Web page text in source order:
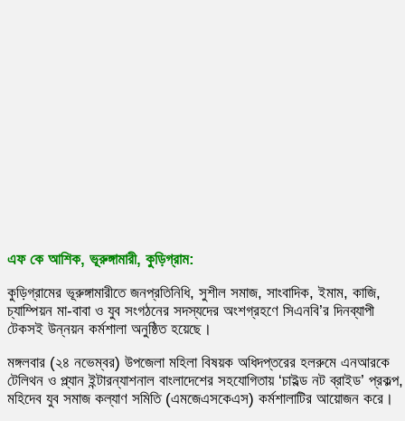
এফ কে আশিক, ভূরুঙ্গামারী, কুড়িগ্রাম:
কুড়িগ্রামের ভূরুঙ্গামারীতে জনপ্রতিনিধি, সুশীল সমাজ, সাংবাদিক, ইমাম, কাজি,
চ্যাম্পিয়ন মা-বাবা ও যুব সংগঠনের সদস্যদের অংশগ্রহণে সিএনবি’র দিনব্যাপী
টেকসই উন্নয়ন কর্মশালা অনুষ্ঠিত হয়েছে।
মঙ্গলবার (২৪ নভেম্বর) উপজেলা মহিলা বিষয়ক অধিদপ্তরের হলরুমে এনআরকে
টেলিথন ও প্ল্যান ইন্টারন্যাশনাল বাংলাদেশের সহযোগিতায় ‘চাইল্ড নট ব্রাইড’ প্রকল্প,
মহিদেব যুব সমাজ কল্যাণ সমিতি (এমজেএসকেএস) কর্মশালাটির আয়োজন করে।